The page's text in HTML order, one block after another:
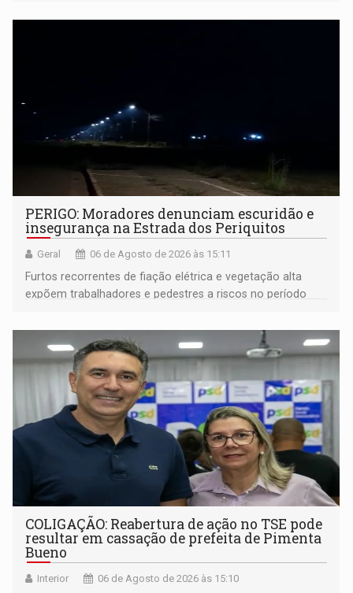
PERIGO: Moradores denunciam escuridão e
insegurança na Estrada dos Periquitos
Geral 06 de Agosto de 2026 às 15:11
Furtos recorrentes de fiação elétrica e vegetação alta
expõem trabalhadores e pedestres a riscos no período
COLIGAÇÃO: Reabertura de ação no TSE pode
resultar em cassação de prefeita de Pimenta
Bueno
Interior 06 de Agosto de 2026 às 15:10